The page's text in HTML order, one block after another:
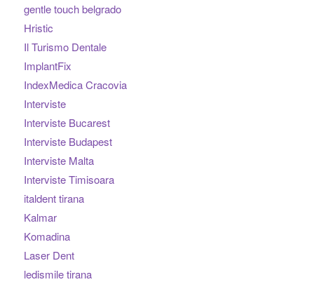
gentle touch belgrado
Hristic
Il Turismo Dentale
ImplantFix
IndexMedica Cracovia
Interviste
Interviste Bucarest
Interviste Budapest
Interviste Malta
Interviste Timisoara
italdent tirana
Kalmar
Komadina
Laser Dent
ledismile tirana